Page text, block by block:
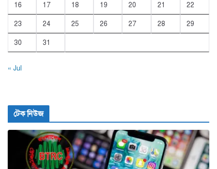
16 17 18 19 20 21 22
23 24 25 26 27 28 29
30 31
« Jul
টেক নিউজ